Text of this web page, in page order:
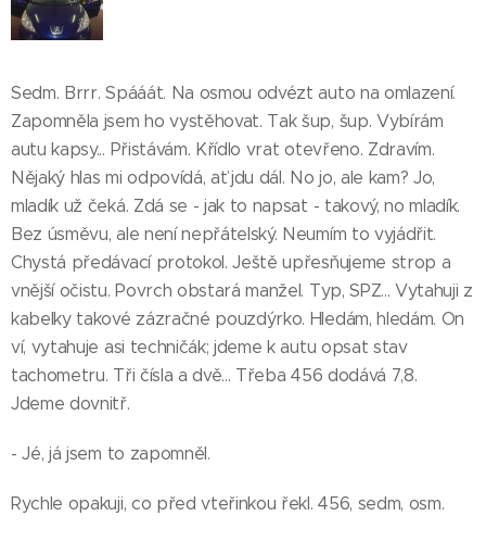
Sedm. Brrr. Spááát. Na osmou odvézt auto na omlazení.
Zapomněla jsem ho vystěhovat. Tak šup, šup. Vybírám
autu kapsy... Přistávám. Křídlo vrat otevřeno. Zdravím.
Nějaký hlas mi odpovídá, ať jdu dál. No jo, ale kam? Jo,
mladík už čeká. Zdá se - jak to napsat - takový, no mladík.
Bez úsměvu, ale není nepřátelský. Neumím to vyjádřit.
Chystá předávací protokol. Ještě upřesňujeme strop a
vnější očistu. Povrch obstará manžel. Typ, SPZ... Vytahuji z
kabelky takové zázračné pouzdýrko. Hledám, hledám. On
ví, vytahuje asi techničák; jdeme k autu opsat stav
tachometru. Tři čísla a dvě... Třeba 456 dodává 7,8.
Jdeme dovnitř.
- Jé, já jsem to zapomněl.
Rychle opakuji, co před vteřinkou řekl. 456, sedm, osm.